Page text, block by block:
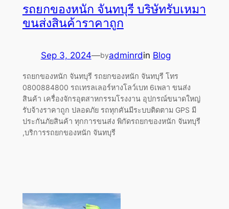
รถยกของหนัก จันทบุรี บริษัทรับเหมา
ขนส่งสินค้าราคาถูก
Sep 3, 2024—byadminrdin Blog
รถยกของหนัก จันทบุรี รถยกของหนัก จันทบุรี โทร
0800884800 รถเทรลเลอร์หางโลว์เบท 6เพลา ขนส่ง
สินค้า เครื่องจักรอุตสาหกรรมโรงงาน อุปกรณ์ขนาดใหญ่
รับจ้างราคาถูก ปลอดภัย รถทุกคันมีระบบติดตาม GPS มี
ประกันภัยสินค้า ทุกการขนส่ง พิกัดรถยกของหนัก จันทบุรี
,บริการรถยกของหนัก จันทบุรี